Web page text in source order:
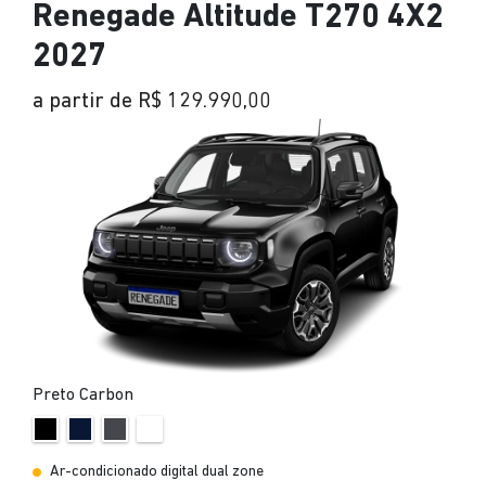
Renegade Altitude T270 4X2
2027
a partir de R$ 129.990,00
Preto Carbon
Ar-condicionado digital dual zone